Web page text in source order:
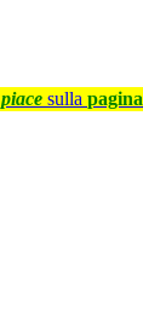
sulla pagina